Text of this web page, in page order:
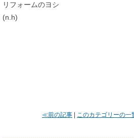
リフォームのヨシ
(n.h)
≪前の記事 このカテゴリーの一